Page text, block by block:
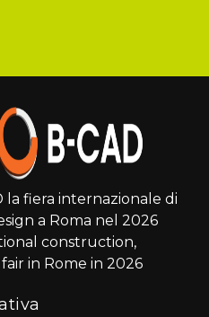
la fiera internazionale di
a Roma nel 2026
construction,
in Rome in 2026